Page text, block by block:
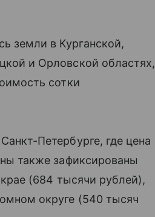
земли в Курганской,
и Орловской областях,
сотки
Петербурге, где цена
также зафиксированы
(684 тысячи рублей),
округе (540 тысяч